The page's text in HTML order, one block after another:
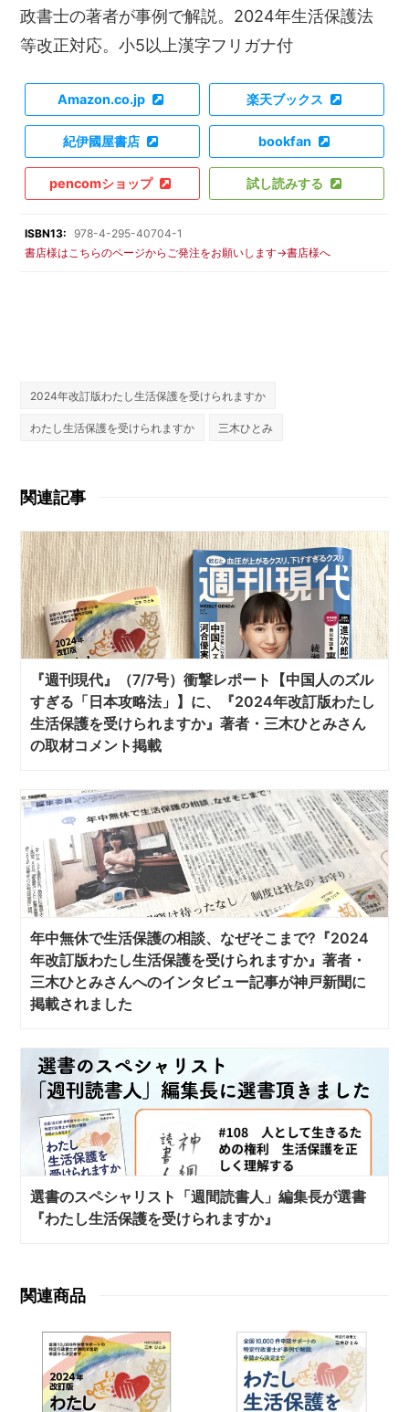
政書士の著者が事例で解説。2024年生活保護法
等改正対応。小5以上漢字フリガナ付
Amazon.co.jp 楽天ブックス
紀伊國屋書店 bookfan
pencomショップ 試し読みする
ISBN13:
978-4-295-40704-1
書店様はこちらのページからご発注をお願いします→書店様へ
2024年改訂版わたし生活保護を受けられますか
わたし生活保護を受けられますか 三木ひとみ
関連記事
『週刊現代』（7/7号）衝撃レポート【中国人のズル
すぎる「日本攻略法」】に、『2024年改訂版わたし
生活保護を受けられますか』著者・三木ひとみさん
の取材コメント掲載
年中無休で生活保護の相談、なぜそこまで?『2024
年改訂版わたし生活保護を受けられますか』著者・
三木ひとみさんへのインタビュー記事が神戸新聞に
掲載されました
選書のスペシャリスト「週間読書人」編集長が選書
『わたし生活保護を受けられますか』
関連商品